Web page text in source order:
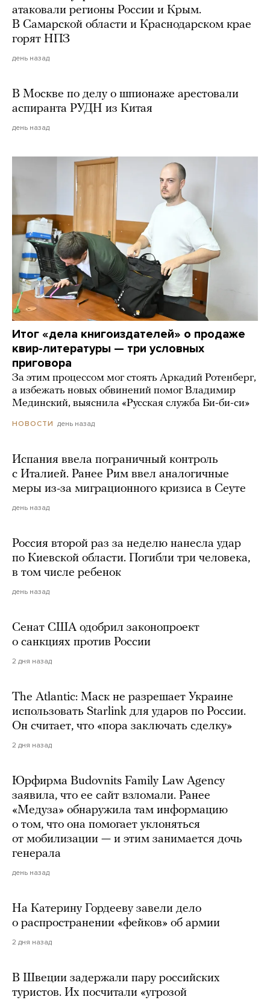
атаковали регионы России и Крым.
В Самарской области и Краснодарском крае
горят НПЗ
день назад
В Москве по делу о шпионаже арестовали
аспиранта РУДН из Китая
день назад
Итог «дела книгоиздателей» о продаже
квир-литературы — три условных
приговора
За этим процессом мог стоять Аркадий Ротенберг,
а избежать новых обвинений помог Владимир
Мединский, выяснила «Русская служба Би-би-си»
НОВОСТИ день назад
Испания ввела пограничный контроль
с Италией. Ранее Рим ввел аналогичные
меры из-за миграционного кризиса в Сеуте
день назад
Россия второй раз за неделю нанесла удар
по Киевской области. Погибли три человека,
в том числе ребенок
день назад
Сенат США одобрил законопроект
о санкциях против России
2 дня назад
The Atlantic: Маск не разрешает Украине
использовать Starlink для ударов по России.
Он считает, что «пора заключать сделку»
2 дня назад
Юрфирма Budovnits Family Law Agency
заявила, что ее сайт взломали. Ранее
«Медуза» обнаружила там информацию
о том, что она помогает уклоняться
от мобилизации — и этим занимается дочь
генерала
день назад
На Катерину Гордееву завели дело
о распространении «фейков» об армии
2 дня назад
В Швеции задержали пару российских
туристов. Их посчитали «угрозой